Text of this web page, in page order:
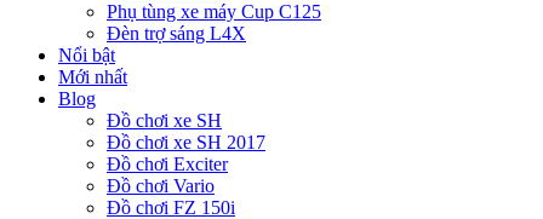
Phụ tùng xe máy Cup C125
Đèn trợ sáng L4X
Nổi bật
Mới nhất
Blog
Đồ chơi xe SH
Đồ chơi xe SH 2017
Đồ chơi Exciter
Đồ chơi Vario
Đồ chơi FZ 150i